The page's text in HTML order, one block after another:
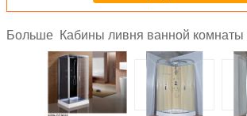
Больше Кабины ливня ванной комнаты